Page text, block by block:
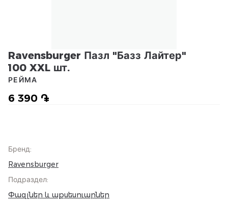
Ravensburger Пазл "Базз Лайтер"
100 XXL шт.
6 390 ֏
РЕЙМА
Бренд:
Ravensburger
Подраздел:
Փազլներ և աքսեսուարներ